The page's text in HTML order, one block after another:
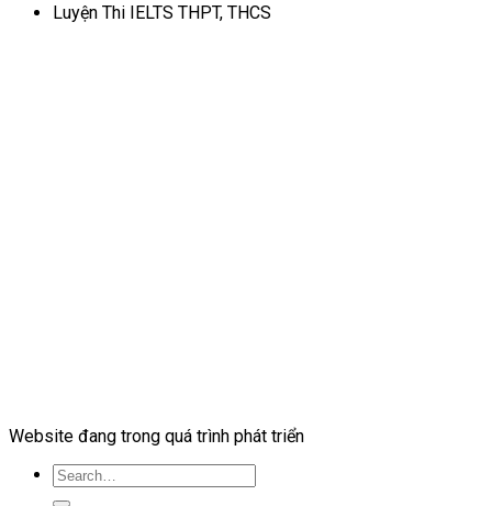
Luyện Thi IELTS THPT, THCS
Website đang trong quá trình phát triển